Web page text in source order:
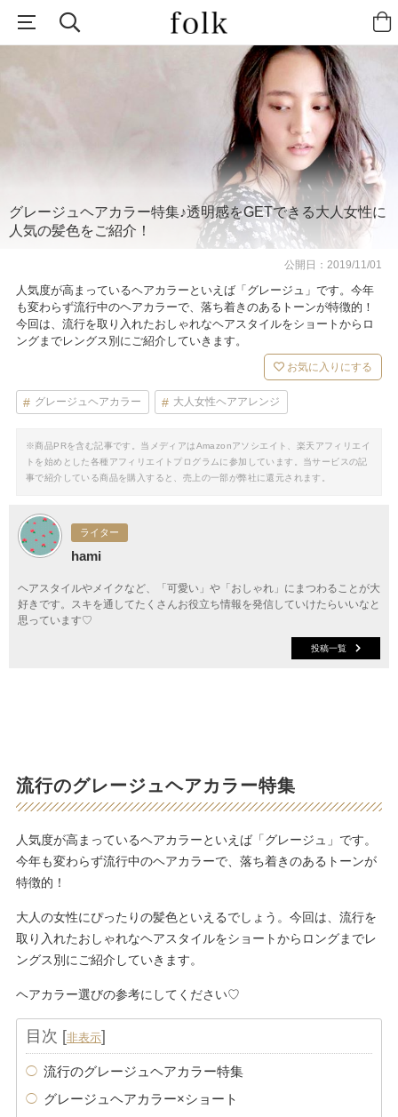
グレージュヘアカラー特集♪透明感をGETできる大人女性に
人気の髪色をご紹介！
公開日：2019/11/01
人気度が高まっているヘアカラーといえば「グレージュ」です。今年
も変わらず流行中のヘアカラーで、落ち着きのあるトーンが特徴的！
今回は、流行を取り入れたおしゃれなヘアスタイルをショートからロ
ングまでレングス別にご紹介していきます。
お気に入りにする
グレージュヘアカラー 大人女性ヘアアレンジ
※商品PRを含む記事です。当メディアはAmazonアソシエイト、楽天アフィリエイ
トを始めとした各種アフィリエイトプログラムに参加しています。当サービスの記
事で紹介している商品を購入すると、売上の一部が弊社に還元されます。
ライター
hami
ヘアスタイルやメイクなど、「可愛い」や「おしゃれ」にまつわることが大
好きです。スキを通してたくさんお役立ち情報を発信していけたらいいなと
思っています♡
投稿一覧
流行のグレージュヘアカラー特集
人気度が高まっているヘアカラーといえば「グレージュ」です。
今年も変わらず流行中のヘアカラーで、落ち着きのあるトーンが
特徴的！
大人の女性にぴったりの髪色といえるでしょう。今回は、流行を
取り入れたおしゃれなヘアスタイルをショートからロングまでレ
ングス別にご紹介していきます。
ヘアカラー選びの参考にしてください♡
目次 [非表示]
流行のグレージュヘアカラー特集
グレージュヘアカラー×ショート